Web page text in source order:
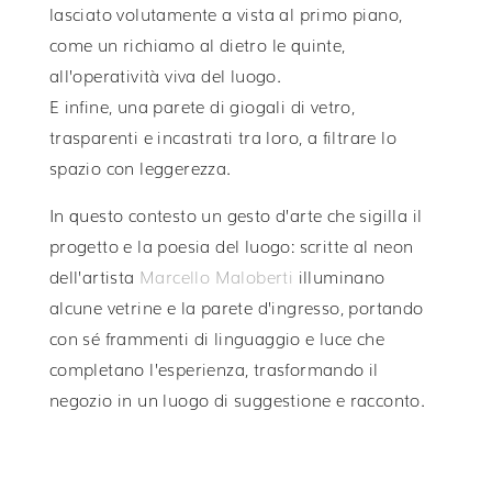
lasciato volutamente a vista al primo piano,
come un richiamo al dietro le quinte,
all’operatività viva del luogo.
E infine, una parete di giogali di vetro,
trasparenti e incastrati tra loro, a filtrare lo
spazio con leggerezza.
In questo contesto un gesto d’arte che sigilla il
progetto e la poesia del luogo: scritte al neon
dell’artista Marcello Maloberti illuminano
alcune vetrine e la parete d’ingresso, portando
con sé frammenti di linguaggio e luce che
completano l’esperienza, trasformando il
negozio in un luogo di suggestione e racconto.